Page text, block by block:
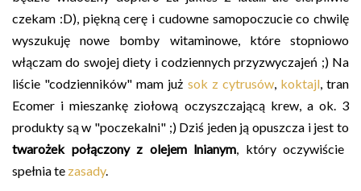
czekam :D), piękną cerę i cudowne samopoczucie co chwilę
wyszukuję nowe bomby witaminowe, które stopniowo
włączam do swojej diety i codziennych przyzwyczajeń ;) Na
liście "codzienników" mam już sok z cytrusów, koktajl, tran
Ecomer i mieszankę ziołową oczyszczającą krew, a ok. 3
produkty są w "poczekalni" ;) Dziś jeden ją opuszcza i jest to
twarożek połączony z olejem lnianym , który oczywiście
spełnia te zasady.